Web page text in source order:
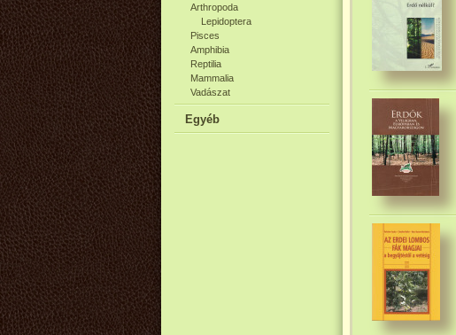
Arthropoda
Lepidoptera
Pisces
Amphibia
Reptilia
Mammalia
Vadászat
Egyéb